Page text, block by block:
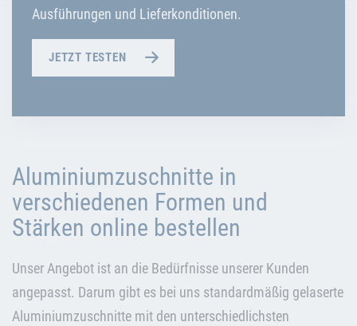
Ausführungen und Lieferkonditionen.
JETZT TESTEN
Aluminiumzuschnitte in
verschiedenen Formen und
Stärken online bestellen
Unser Angebot ist an die Bedürfnisse unserer Kunden
angepasst. Darum gibt es bei uns standardmäßig gelaserte
Aluminiumzuschnitte mit den unterschiedlichsten